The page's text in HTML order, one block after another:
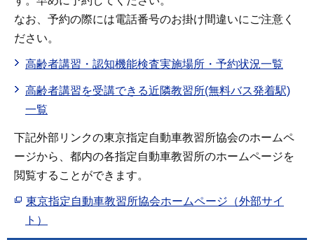
なお、予約の際には電話番号のお掛け間違いにご注意く
ださい。
高齢者講習・認知機能検査実施場所・予約状況一覧
高齢者講習を受講できる近隣教習所(無料バス発着駅)
一覧
下記外部リンクの東京指定自動車教習所協会のホームペ
ージから、都内の各指定自動車教習所のホームページを
閲覧することができます。
東京指定自動車教習所協会ホームページ（外部サイ
ト）